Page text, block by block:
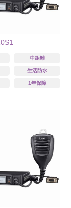
中距離
生活防水
1年保障